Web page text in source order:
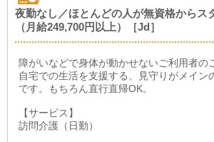
夜勤なし／ほとんどの人が無資格からス
（月給249,700円以上）［Jd］
障がいなどで身体が動かせないご利用者の
自宅での生活を支援する、見守りがメイン
です。もちろん直行直帰OK。
【サービス】
訪問介護（日勤）